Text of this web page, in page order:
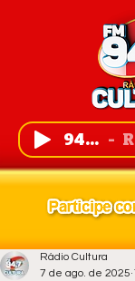
94,7 FM
Rádio Cultura
7 de ago. de 2025